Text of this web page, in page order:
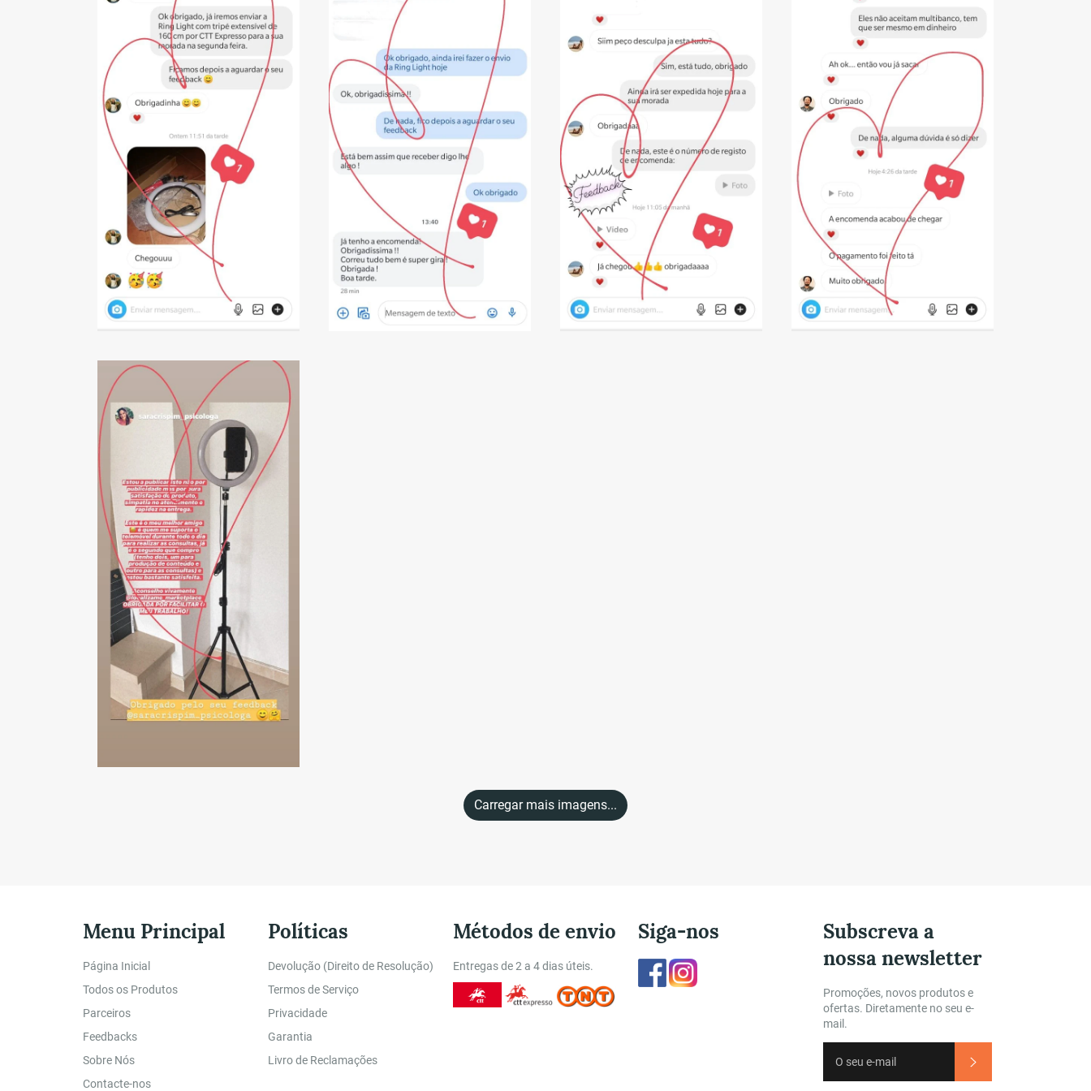
Carregar mais imagens...
Menu Principal
Página Inicial
Todos os Produtos
Parceiros
Feedbacks
Sobre Nós
Contacte-nos
Políticas
Devolução (Direito de Resolução)
Termos de Serviço
Privacidade
Garantia
Livro de Reclamações
Métodos de envio
Entregas de 2 a 4 dias úteis.
Siga-nos
FacebookInstagram
Subscreva a
nossa newsletter
Promoções, novos produtos e
ofertas. Diretamente no seu e-
mail.